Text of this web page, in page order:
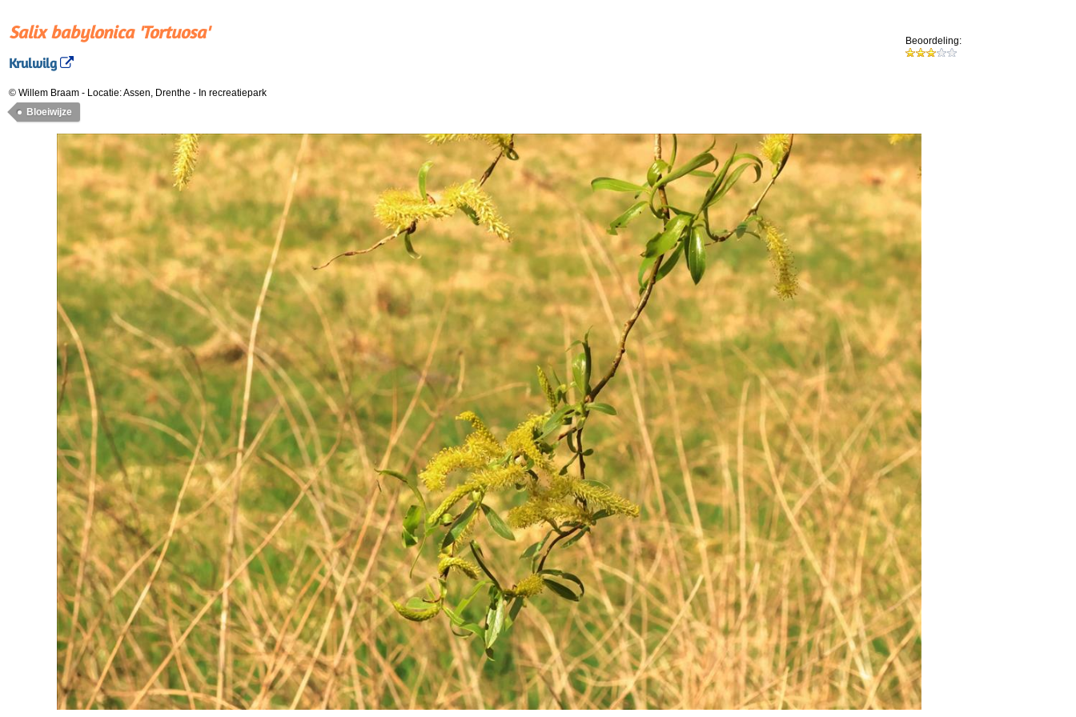
Salix babylonica 'Tortuosa'
Krulwilg
Beoordeling:
© Willem Braam - Locatie: Assen, Drenthe - In recreatiepark
Bloeiwijze